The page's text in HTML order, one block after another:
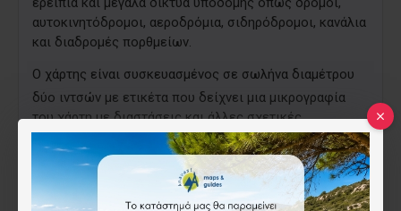
αυτοκινητόδρομοι, αεροδρόμια, σιδηρόδρομοι, κανάλια
και διαδρομές πορθμείων.
Ο χάρτης είναι συσκευασμένος σε σωλήνα διαμέτρου
δύο ιντσών με ετικέτα που δείχνει μια μικρογραφία
του χάρτη με διαστάσεις και άλλες σχετικές
πληροφορίες.
Ο χάρτης είναι στα αγγλικά.